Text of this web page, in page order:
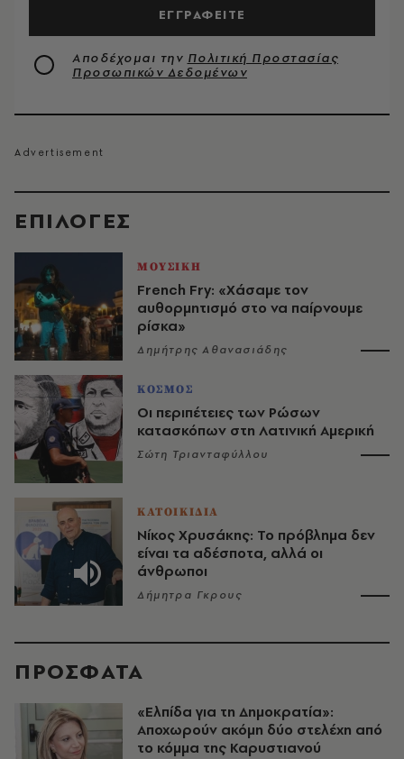
EΠΙΛΟΓΈΣ
ΜΟΥΣΙΚΗ
French Fry: «Χάσαμε τον
αυθορμητισμό στο να παίρνουμε
ρίσκα»
Δημήτρης Αθανασιάδης
ΚΟΣΜΟΣ
Οι περιπέτειες των Ρώσων
κατασκόπων στη Λατινική Αμερική
Σώτη Τριανταφύλλου
ΚΑΤΟΙΚΙΔΙΑ
Νίκος Χρυσάκης: Το πρόβλημα δεν
είναι τα αδέσποτα, αλλά οι
άνθρωποι
Δήμητρα Γκρους
ΕΓΓΡΑΦΕΙΤΕ
Αποδέχομαι την Πολιτική Προστασίας
Προσωπικών Δεδομένων
ΠΡΟΣΦΑΤΑ
«Ελπίδα για τη Δημοκρατία»:
Αποχωρούν ακόμη δύο στελέχη από
το κόμμα της Καρυστιανού